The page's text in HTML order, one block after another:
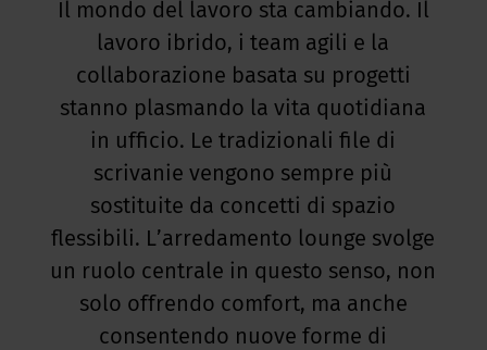
Il mondo del lavoro sta cambiando. Il
lavoro ibrido, i team agili e la
collaborazione basata su progetti
stanno plasmando la vita quotidiana
in ufficio. Le tradizionali file di
scrivanie vengono sempre più
sostituite da concetti di spazio
flessibili. L’arredamento lounge svolge
un ruolo centrale in questo senso, non
solo offrendo comfort, ma anche
consentendo nuove forme di